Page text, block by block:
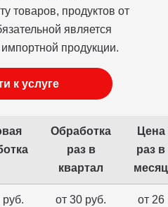
товаров, продуктов от
является
продукции.
к услуге
Обработка
раз в
квартал
Цена
раз в
месяц
руб.
от 30 руб.
от 26